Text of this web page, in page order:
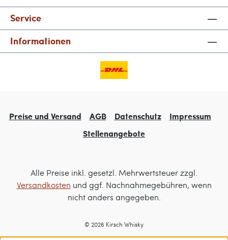
Service
Informationen
Preise und Versand AGB Datenschutz
Impressum
Stellenangebote
Alle Preise inkl. gesetzl. Mehrwertsteuer zzgl.
Versandkosten und ggf. Nachnahmegebühren, wenn
nicht anders angegeben.
© 2026 Kirsch Whisky